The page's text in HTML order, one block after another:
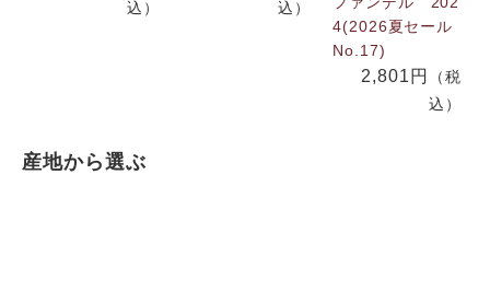
込）
込）
4(2026夏セール
No.17)
2,801円
（税
込）
産地から選ぶ